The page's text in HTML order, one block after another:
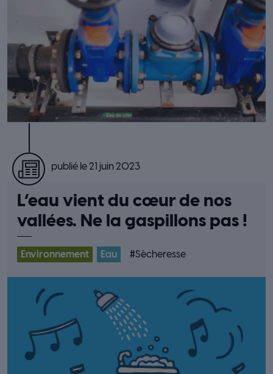
publié le 21 juin 2023
L’eau vient du cœur de nos
vallées. Ne la gaspillons pas !
Environnement Eau #Sècheresse